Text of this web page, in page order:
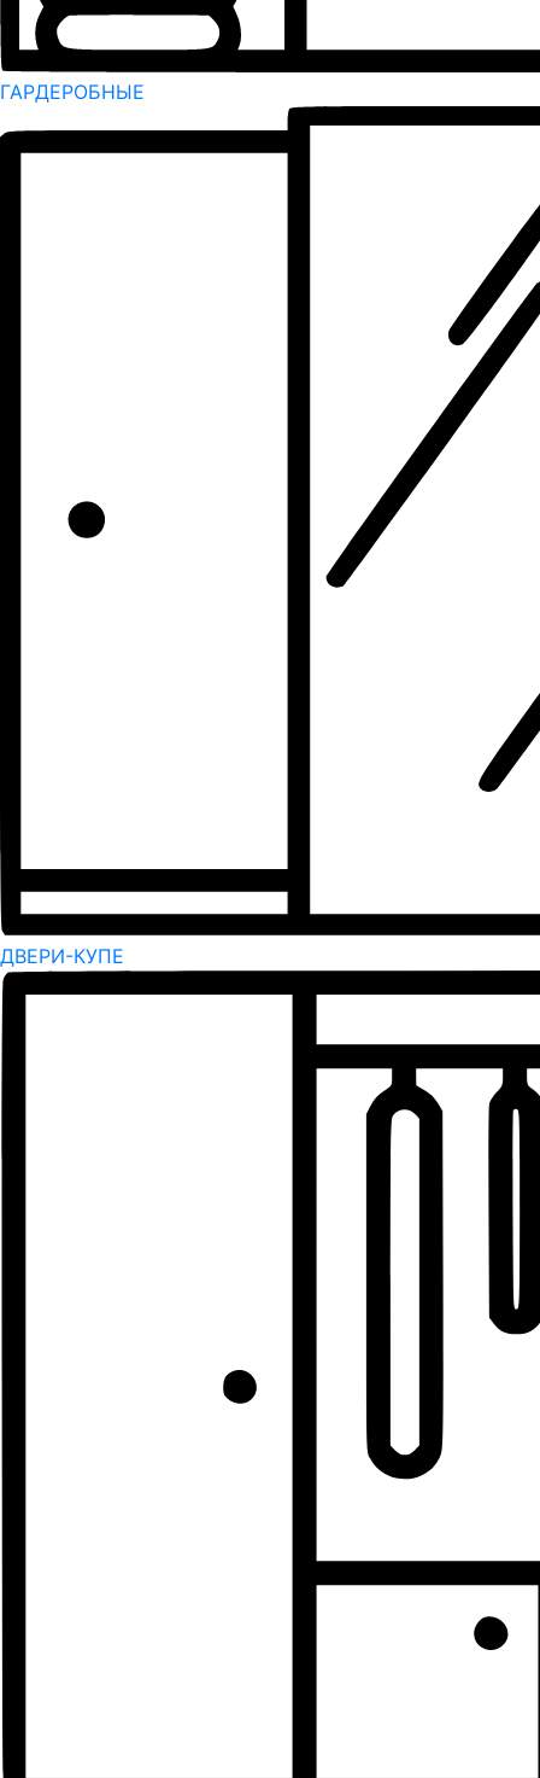
ГАРДЕРОБНЫЕ
ДВЕРИ-КУПЕ